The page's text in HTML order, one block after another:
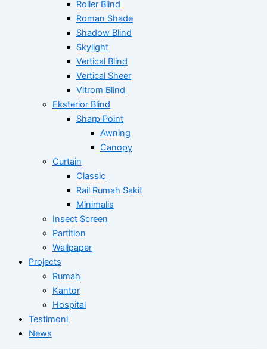
Roller Blind
Roman Shade
Shadow Blind
Skylight
Vertical Blind
Vertical Sheer
Vitrom Blind
Eksterior Blind
Sharp Point
Awning
Canopy
Curtain
Classic
Rail Rumah Sakit
Minimalis
Insect Screen
Partition
Wallpaper
Projects
Rumah
Kantor
Hospital
Testimoni
News